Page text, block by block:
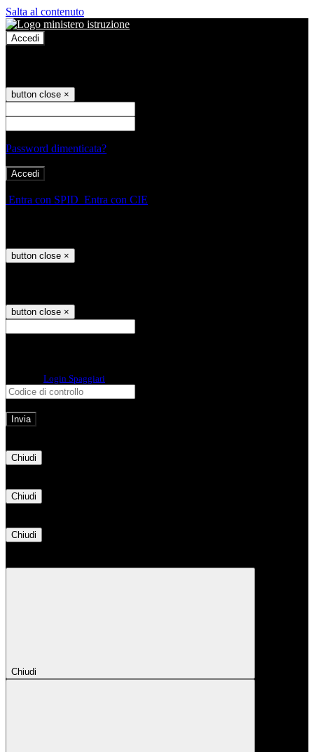
Salta al contenuto
Accedi
button close ×
Password dimenticata?
Entra con SPID Entra con CIE
button close ×
button close ×
Login Spaggiari
Chiudi
Chiudi
Chiudi
Chiudi